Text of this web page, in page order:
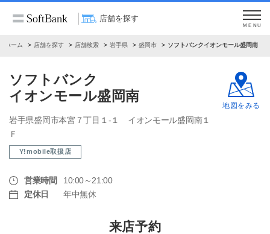
店舗を探す
MENU
ホーム 店舗を探す 店舗検索 岩手県 盛岡市 ソフトバンクイオンモール盛岡南
ソフトバンク
イオンモール盛岡南
岩手県盛岡市本宮７丁目１‐１ イオンモール盛岡南１
Ｆ
Y!mobile取扱店
営業時間
10:00～21:00
定休日
年中無休
地図をみる
来店予約